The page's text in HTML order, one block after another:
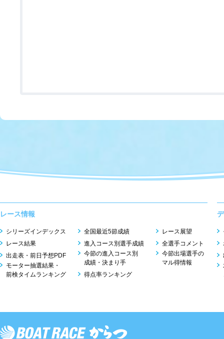
レース情報
シリーズインデックス
レース結果
出走表・前日予想PDF
モーター抽選結果・
前検タイムランキング
全国最近5節成績
進入コース別選手成績
今節の進入コース別
成績・決まり手
得点率ランキング
レース展望
全選手コメント
今節出場選手の
マル得情報